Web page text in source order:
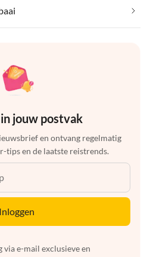
jouw postvak
en ontvang regelmatig
tips en de laatste reistrends.
Inloggen
via e-mail exclusieve en